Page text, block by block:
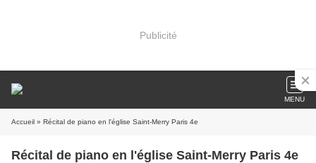
Publicité
MENU
Accueil » Récital de piano en l'église Saint-Merry Paris 4e
Récital de piano en l'église Saint-Merry Paris 4e